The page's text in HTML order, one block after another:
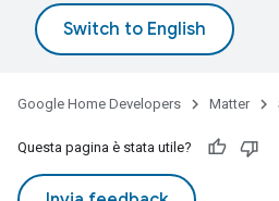
Google Home Developers Matter
Questa pagina è stata utile?